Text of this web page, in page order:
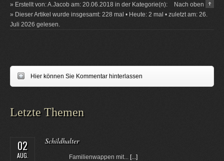
Nach oben
» Erstellt von: A.Jacob am: 20.06.2018 in der Kategorie(n):
» Dieser Artikel wurde insgesamt: 228 mal • Heute: 2 mal • zuletzt am: 26.
Juli 2026 gelesen.
Hier können Sie Kommentar hinterlassen
Letzte Themen
02
AUG.
Schildhalter
Familienwappen mit... [...]